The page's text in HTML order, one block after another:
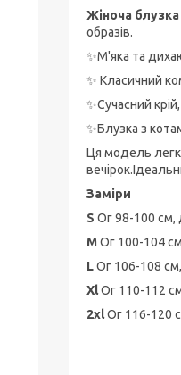
Жіноча
образів.
✨️М'яка та
✨️ Класичний
✨️Сучасний
✨️Блузка з
Ця модель
Заміри
S Ог 98-100 см,
М Ог 100-104
LОг 106-108
XlОг 110-112
2xlОг 116-120